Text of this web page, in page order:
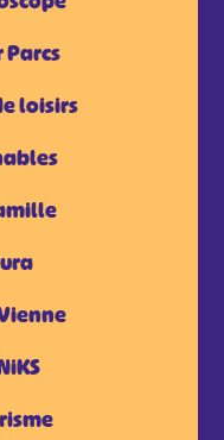
Parcs
loisirs